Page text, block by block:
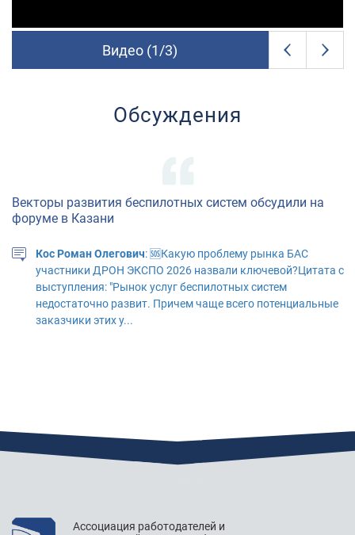
Видео (1/3)
Обсуждения
Векторы развития беспилотных систем обсудили на
форуме в Казани
Кос Роман Олегович: 🆘Какую проблему рынка БАС
участники ДРОН ЭКСПО 2026 назвали ключевой?Цитата с
выступления: "Рынок услуг беспилотных систем
недостаточно развит. Причем чаще всего потенциальные
заказчики этих у...
технологий идентификации
Павлов Михаил Фёдорович: неохотно соглашусь с
и забыть о дроне, но в...
Ассоциация работодателей и